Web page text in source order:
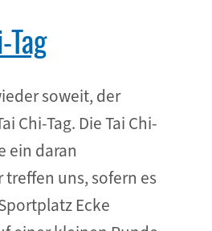
soweit, der
Chi-Tag. Die Tai Chi-
ein daran
uns, sofern es
Ecke